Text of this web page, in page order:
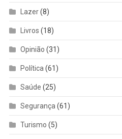
Lazer(8)
Livros (18)
Opinião (31)
Política (61)
Saúde (25)
Segurança (61)
Turismo (5)